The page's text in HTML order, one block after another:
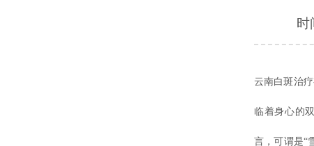
时
云南白斑治
临着身心的
言，可谓是“